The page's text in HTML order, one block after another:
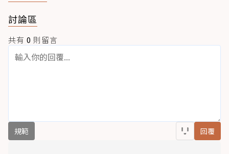
討論區
共有 0 則留言
規範 回覆